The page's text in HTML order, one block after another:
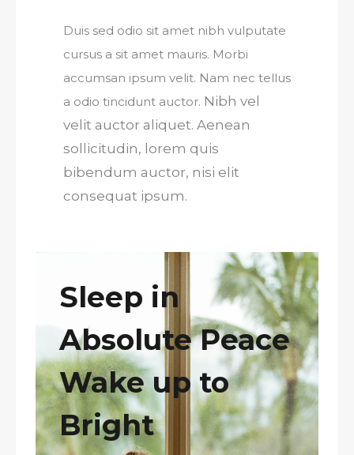
Duis sed odio sit amet nibh vulputate
cursus a sit amet mauris. Morbi
accumsan ipsum velit. Nam nec tellus
a odio tincidunt auctor. Nibh vel
velit auctor aliquet. Aenean
sollicitudin, lorem quis
bibendum auctor, nisi elit
consequat ipsum.
Sleep in
Absolute Peace
Wake up to
Bright